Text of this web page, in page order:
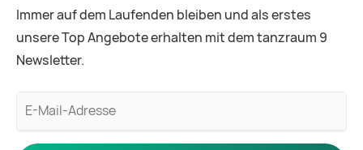
Immer auf dem Laufenden bleiben und als erstes
unsere Top Angebote erhalten mit dem tanzraum 9
Newsletter.
E-